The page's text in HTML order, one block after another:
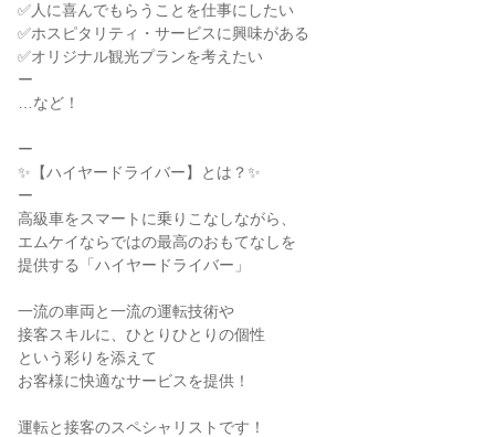
✅人に喜んでもらうことを仕事にしたい
✅ホスピタリティ・サービスに興味がある
✅オリジナル観光プランを考えたい
ー
…など！
ー
✨【ハイヤードライバー】とは？✨
ー
高級車をスマートに乗りこなしながら、
エムケイならではの最高のおもてなしを
提供する「ハイヤードライバー」
一流の車両と一流の運転技術や
接客スキルに、ひとりひとりの個性
という彩りを添えて
お客様に快適なサービスを提供！
運転と接客のスペシャリストです！